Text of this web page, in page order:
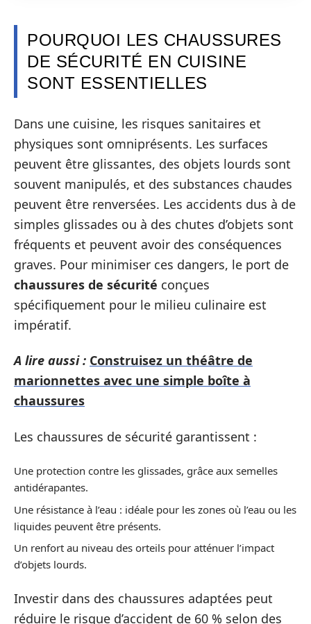
POURQUOI LES CHAUSSURES
DE SÉCURITÉ EN CUISINE
SONT ESSENTIELLES
Dans une cuisine, les risques sanitaires et
physiques sont omniprésents. Les surfaces
peuvent être glissantes, des objets lourds sont
souvent manipulés, et des substances chaudes
peuvent être renversées. Les accidents dus à de
simples glissades ou à des chutes d’objets sont
fréquents et peuvent avoir des conséquences
graves. Pour minimiser ces dangers, le port de
chaussures de sécurité conçues
spécifiquement pour le milieu culinaire est
impératif.
A lire aussi : Construisez un théâtre de
marionnettes avec une simple boîte à
chaussures
Les chaussures de sécurité garantissent :
Une protection contre les glissades, grâce aux semelles
antidérapantes.
Une résistance à l’eau : idéale pour les zones où l’eau ou les
liquides peuvent être présents.
Un renfort au niveau des orteils pour atténuer l’impact
d’objets lourds.
Investir dans des chaussures adaptées peut
réduire le risque d’accident de 60 % selon des